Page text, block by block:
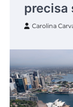
precisa
Carolina